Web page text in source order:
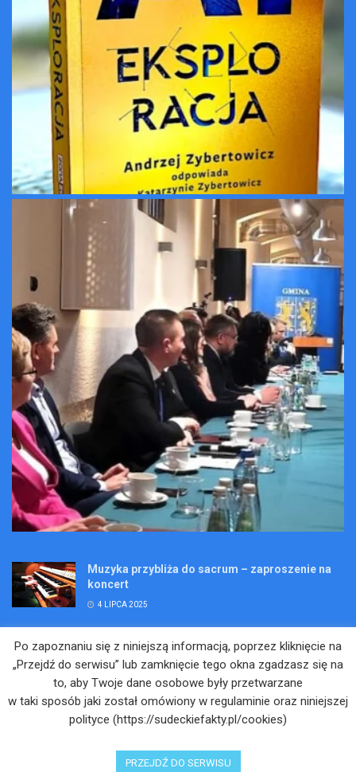
Muzyka przybliża do sacrum – zaproszenie na
koncert
4 LIPCA 2025
Kopalniane Ekspedycje
Adam Maciejczyk: „Chcemy przełamywać
bariery. Nie tylko bólu…”
Po zapoznaniu się z niniejszą informacją, poprzez kliknięcie na
„Przejdź do serwisu” lub zamknięcie tego okna zgadzasz się na
to, aby Twoje dane osobowe były przetwarzane
w taki sposób jaki został omówiony w regulaminie oraz niniejszej
polityce (https://sudeckiefakty.pl/cookies)
PRZEJDŹ DO SERWISU